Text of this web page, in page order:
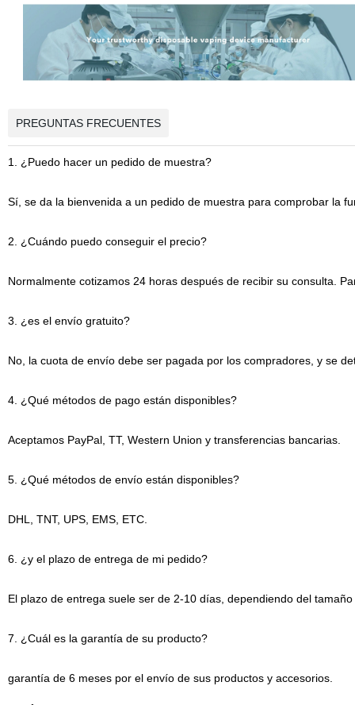
PREGUNTAS FRECUENTES
1. ¿Puedo hacer un pedido de muestra?
Sí, se da la bienvenida a un pedido de muestra para comprobar la
2. ¿Cuándo puedo conseguir el precio?
Normalmente cotizamos 24 horas después de recibir su consulta.
3. ¿es el envío gratuito?
No, la cuota de envío debe ser pagada por los compradores, y se
4. ¿Qué métodos de pago están disponibles?
Aceptamos PayPal, TT, Western Union y transferencias bancarias.
5. ¿Qué métodos de envío están disponibles?
DHL, TNT, UPS, EMS, ETC.
6. ¿y el plazo de entrega de mi pedido?
El plazo de entrega suele ser de 2-10 días, dependiendo del
7. ¿Cuál es la garantía de su producto?
garantía de 6 meses por el envío de sus productos y accesorios.